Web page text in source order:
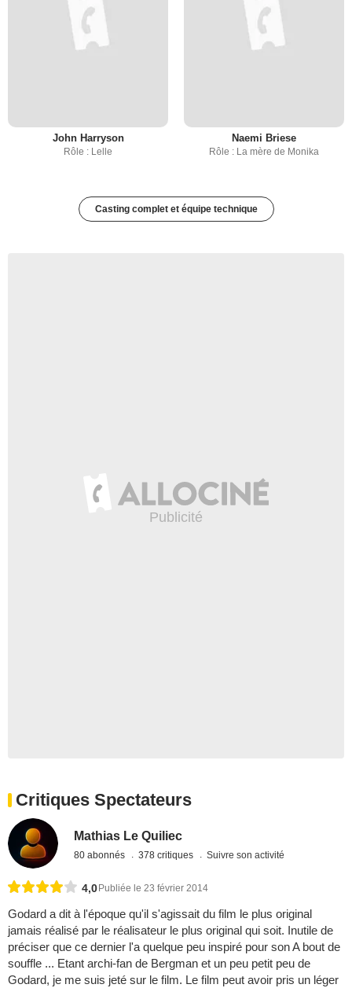
John Harryson
Rôle : Lelle
Naemi Briese
Rôle : La mère de Monika
Casting complet et équipe technique
Critiques Spectateurs
Mathias Le Quiliec
80 abonnés 378 critiques Suivre son activité
4,0Publiée le 23 février 2014
Godard a dit à l'époque qu'il s'agissait du film le plus original
jamais réalisé par le réalisateur le plus original qui soit. Inutile de
préciser que ce dernier l'a quelque peu inspiré pour son A bout de
souffle ... Etant archi-fan de Bergman et un peu petit peu de
Godard, je me suis jeté sur le film. Le film peut avoir pris un léger